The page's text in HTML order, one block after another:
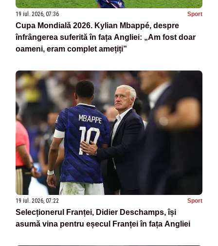
19 iul. 2026, 07:36 Sport
Cupa Mondială 2026. Kylian Mbappé, despre
înfrângerea suferită în fața Angliei: „Am fost doar
oameni, eram complet amețiți”
19 iul. 2026, 07:22 Sport
Selecționerul Franței, Didier Deschamps, își
asumă vina pentru eșecul Franței în fața Angliei